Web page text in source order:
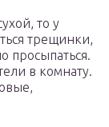
то у
трещинки,
просыпаться.
в комнату.